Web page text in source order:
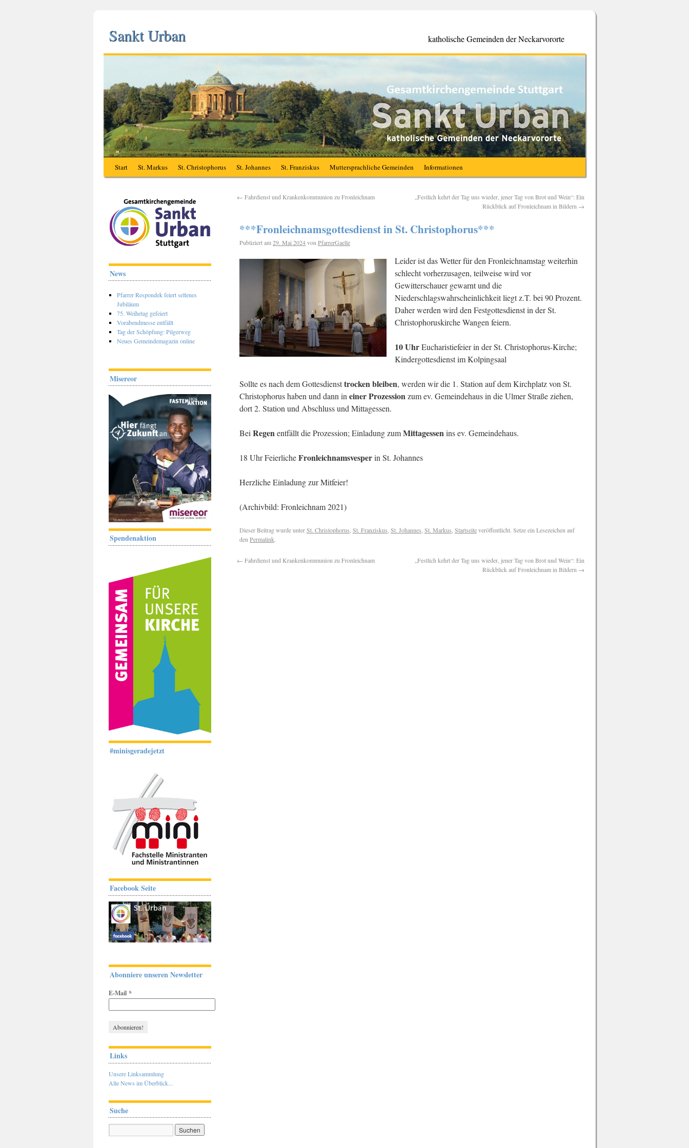
Sankt Urban katholische Gemeinden der Neckarvororte
Start St. Markus St. Christophorus St. Johannes St. Franziskus Muttersprachliche Gemeinden Informationen
← Fahrdienst und Krankenkommunion zu Fronleichnam
„Festlich kehrt der Tag uns wieder, jener Tag von Brot und Wein“: Ein
Rückblick auf Fronleichnam in Bildern →
***Fronleichnamsgottesdienst in St. Christophorus***
Publiziert am29. Mai 2024von PfarrerGaelle
Leider ist das Wetter für den Fronleichnamstag weiterhin
schlecht vorherzusagen, teilweise wird vor
Gewitterschauer gewarnt und die
Niederschlagswahrscheinlichkeit liegt z.T. bei 90 Prozent.
Daher werden wird den Festgottesdienst in der St.
Christophoruskirche Wangen feiern.
10 UhrEucharistiefeier in der St. Christophorus-Kirche;
Kindergottesdienst im Kolpingsaal
Sollte es nach dem Gottesdiensttrocken bleiben, werden wir die 1. Station auf dem Kirchplatz von St.
Christophorus haben und dann in einer Prozessionzum ev. Gemeindehaus in die Ulmer Straße ziehen,
dort 2. Station und Abschluss und Mittagessen.
Bei Regenentfällt die Prozession; Einladung zumMittagessenins ev. Gemeindehaus.
18 Uhr FeierlicheFronleichnamsvesperin St. Johannes
Herzliche Einladung zur Mitfeier!
(Archivbild: Fronleichnam 2021)
Dieser Beitrag wurde unterSt. Christophorus St. Franziskus St. Johannes St. Markus Startseiteveröffentlicht. Setze ein Lesezeichen auf
den Permalink.
← Fahrdienst und Krankenkommunion zu Fronleichnam
„Festlich kehrt der Tag uns wieder, jener Tag von Brot und Wein“: Ein
Rückblick auf Fronleichnam in Bildern →
News
Pfarrer Respondek feiert seltenes
Jubiläum
75. Weihetag gefeiert
Vorabendmesse entfällt
Tag der Schöpfung: Pilgerweg
Neues Gemeindemagazin online
Misereor
Spendenaktion
#minisgeradejetzt
Facebook Seite
Abonniere unseren Newsletter
E-Mail *
Links
Unsere Linksammlung
Alle News im Überblick...
Suche